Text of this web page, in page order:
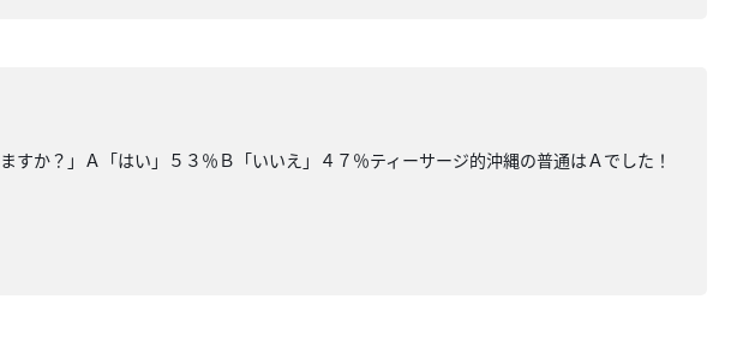
か？」Ａ「はい」５３％Ｂ「いいえ」４７％ティーサージ的沖縄の普通はＡでした！